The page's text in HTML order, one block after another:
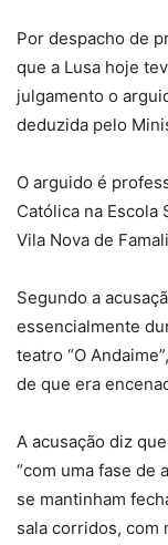
Por despacho de
que a Lusa hoje
julgamento o
deduzida pelo
O arguido é
Católica na Escola
Vila Nova de
Segundo a
essencialmente
teatro “O
de que era
A acusação diz
“com uma fase de
se mantinham
sala corridos, com